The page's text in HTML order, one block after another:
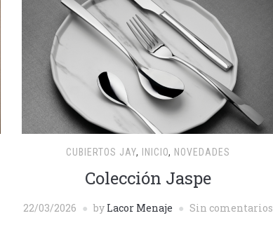
CUBIERTOS JAY, INICIO, NOVEDADES
Colección Jaspe
22/03/2026 by Lacor Menaje Sin comentarios